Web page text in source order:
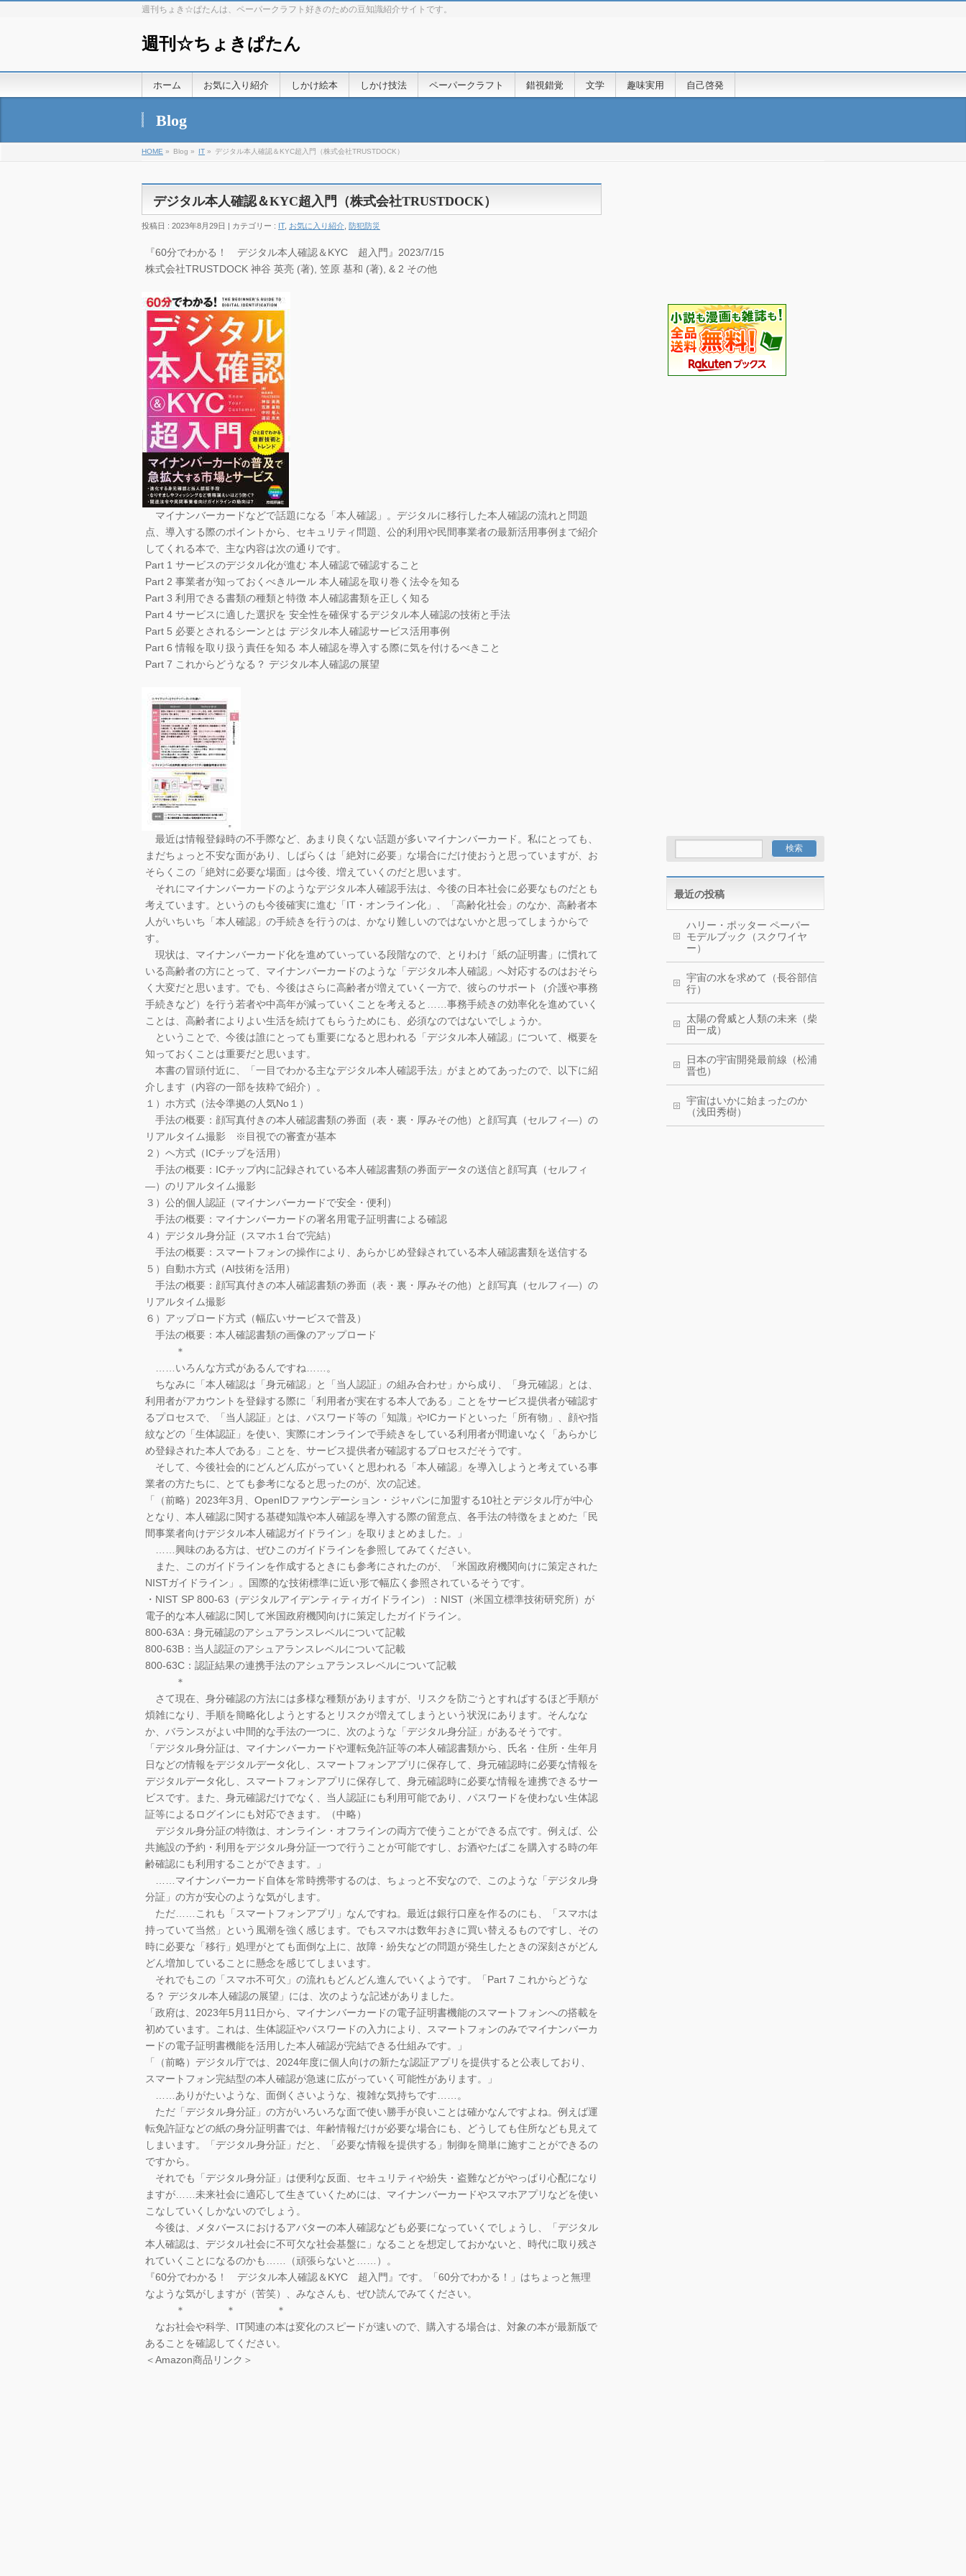
週刊ちょき☆ぱたんは、ペーパークラフト好きのための豆知識紹介サイトです。
週刊☆ちょきぱたん
ホーム お気に入り紹介 しかけ絵本 しかけ技法 ペーパークラフト 錯視錯覚 文学 趣味実用 自己啓発
Blog
HOME » Blog » IT » デジタル本人確認＆KYC超入門（株式会社TRUSTDOCK）
デジタル本人確認＆KYC超入門（株式会社TRUSTDOCK）
投稿日 : 2023年8月29日 | カテゴリー : IT, お気に入り紹介 防犯防災
『60分でわかる！ デジタル本人確認＆KYC 超入門』2023/7/15
株式会社TRUSTDOCK 神谷 英亮 (著), 笠原 基和 (著), & 2 その他
マイナンバーカードなどで話題になる「本人確認」。デジタルに移行した本人確認の流れと問題
点、導入する際のポイントから、セキュリティ問題、公的利用や民間事業者の最新活用事例まで紹介
してくれる本で、主な内容は次の通りです。
Part 1 サービスのデジタル化が進む 本人確認で確認すること
Part 2 事業者が知っておくべきルール 本人確認を取り巻く法令を知る
Part 3 利用できる書類の種類と特徴 本人確認書類を正しく知る
Part 4 サービスに適した選択を 安全性を確保するデジタル本人確認の技術と手法
Part 5 必要とされるシーンとは デジタル本人確認サービス活用事例
Part 6 情報を取り扱う責任を知る 本人確認を導入する際に気を付けるべきこと
Part 7 これからどうなる？ デジタル本人確認の展望
最近は情報登録時の不手際など、あまり良くない話題が多いマイナンバーカード。私にとっても、
まだちょっと不安な面があり、しばらくは「絶対に必要」な場合にだけ使おうと思っていますが、お
そらくこの「絶対に必要な場面」は今後、増えていくのだと思います。
それにマイナンバーカードのようなデジタル本人確認手法は、今後の日本社会に必要なものだとも
考えています。というのも今後確実に進む「IT・オンライン化」、「高齢化社会」のなか、高齢者本
人がいちいち「本人確認」の手続きを行うのは、かなり難しいのではないかと思ってしまうからで
す。
現状は、マイナンバーカード化を進めていっている段階なので、とりわけ「紙の証明書」に慣れて
いる高齢者の方にとって、マイナンバーカードのような「デジタル本人確認」へ対応するのはおそら
く大変だと思います。でも、今後はさらに高齢者が増えていく一方で、彼らのサポート（介護や事務
手続きなど）を行う若者や中高年が減っていくことを考えると……事務手続きの効率化を進めていく
ことは、高齢者によりよい生活を続けてもらうためにも、必須なのではないでしょうか。
ということで、今後は誰にとっても重要になると思われる「デジタル本人確認」について、概要を
知っておくことは重要だと思います。
本書の冒頭付近に、「一目でわかる主なデジタル本人確認手法」がまとめてあったので、以下に紹
介します（内容の一部を抜粋で紹介）。
１）ホ方式（法令準拠の人気No１）
手法の概要：顔写真付きの本人確認書類の券面（表・裏・厚みその他）と顔写真（セルフィ―）の
リアルタイム撮影 ※目視での審査が基本
２）ヘ方式（ICチップを活用）
手法の概要：ICチップ内に記録されている本人確認書類の券面データの送信と顔写真（セルフィ
―）のリアルタイム撮影
３）公的個人認証（マイナンバーカードで安全・便利）
手法の概要：マイナンバーカードの署名用電子証明書による確認
４）デジタル身分証（スマホ１台で完結）
手法の概要：スマートフォンの操作により、あらかじめ登録されている本人確認書類を送信する
５）自動ホ方式（AI技術を活用）
手法の概要：顔写真付きの本人確認書類の券面（表・裏・厚みその他）と顔写真（セルフィ―）の
リアルタイム撮影
６）アップロード方式（幅広いサービスで普及）
手法の概要：本人確認書類の画像のアップロード
＊
……いろんな方式があるんですね……。
ちなみに「本人確認は「身元確認」と「当人認証」の組み合わせ」から成り、「身元確認」とは、
利用者がアカウントを登録する際に「利用者が実在する本人である」ことをサービス提供者が確認す
るプロセスで、「当人認証」とは、パスワード等の「知識」やICカードといった「所有物」、顔や指
紋などの「生体認証」を使い、実際にオンラインで手続きをしている利用者が間違いなく「あらかじ
め登録された本人である」ことを、サービス提供者が確認するプロセスだそうです。
そして、今後社会的にどんどん広がっていくと思われる「本人確認」を導入しようと考えている事
業者の方たちに、とても参考になると思ったのが、次の記述。
「（前略）2023年3月、OpenIDファウンデーション・ジャパンに加盟する10社とデジタル庁が中心
となり、本人確認に関する基礎知識や本人確認を導入する際の留意点、各手法の特徴をまとめた「民
間事業者向けデジタル本人確認ガイドライン」を取りまとめました。」
……興味のある方は、ぜひこのガイドラインを参照してみてください。
また、このガイドラインを作成するときにも参考にされたのが、「米国政府機関向けに策定された
NISTガイドライン」。国際的な技術標準に近い形で幅広く参照されているそうです。
・NIST SP 800-63（デジタルアイデンティティガイドライン）：NIST（米国立標準技術研究所）が
電子的な本人確認に関して米国政府機関向けに策定したガイドライン。
800-63A：身元確認のアシュアランスレベルについて記載
800-63B：当人認証のアシュアランスレベルについて記載
800-63C：認証結果の連携手法のアシュアランスレベルについて記載
＊
さて現在、身分確認の方法には多様な種類がありますが、リスクを防ごうとすればするほど手順が
煩雑になり、手順を簡略化しようとするとリスクが増えてしまうという状況にあります。そんなな
か、バランスがよい中間的な手法の一つに、次のような「デジタル身分証」があるそうです。
「デジタル身分証は、マイナンバーカードや運転免許証等の本人確認書類から、氏名・住所・生年月
日などの情報をデジタルデータ化し、スマートフォンアプリに保存して、身元確認時に必要な情報を
デジタルデータ化し、スマートフォンアプリに保存して、身元確認時に必要な情報を連携できるサー
ビスです。また、身元確認だけでなく、当人認証にも利用可能であり、パスワードを使わない生体認
証等によるログインにも対応できます。（中略）
デジタル身分証の特徴は、オンライン・オフラインの両方で使うことができる点です。例えば、公
共施設の予約・利用をデジタル身分証一つで行うことが可能ですし、お酒やたばこを購入する時の年
齢確認にも利用することができます。」
……マイナンバーカード自体を常時携帯するのは、ちょっと不安なので、このような「デジタル身
分証」の方が安心のような気がします。
ただ……これも「スマートフォンアプリ」なんですね。最近は銀行口座を作るのにも、「スマホは
持っていて当然」という風潮を強く感じます。でもスマホは数年おきに買い替えるものですし、その
時に必要な「移行」処理がとても面倒な上に、故障・紛失などの問題が発生したときの深刻さがどん
どん増加していることに懸念を感じてしまいます。
それでもこの「スマホ不可欠」の流れもどんどん進んでいくようです。「Part 7 これからどうな
る？ デジタル本人確認の展望」には、次のような記述がありました。
「政府は、2023年5月11日から、マイナンバーカードの電子証明書機能のスマートフォンへの搭載を
初めています。これは、生体認証やパスワードの入力により、スマートフォンのみでマイナンバーカ
ードの電子証明書機能を活用した本人確認が完結できる仕組みです。」
「（前略）デジタル庁では、2024年度に個人向けの新たな認証アプリを提供すると公表しており、
スマートフォン完結型の本人確認が急速に広がっていく可能性があります。」
……ありがたいような、面倒くさいような、複雑な気持ちです……。
ただ「デジタル身分証」の方がいろいろな面で使い勝手が良いことは確かなんですよね。例えば運
転免許証などの紙の身分証明書では、年齢情報だけが必要な場合にも、どうしても住所なども見えて
しまいます。「デジタル身分証」だと、「必要な情報を提供する」制御を簡単に施すことができるの
ですから。
それでも「デジタル身分証」は便利な反面、セキュリティや紛失・盗難などがやっぱり心配になり
ますが……未来社会に適応して生きていくためには、マイナンバーカードやスマホアプリなどを使い
こなしていくしかないのでしょう。
今後は、メタバースにおけるアバターの本人確認なども必要になっていくでしょうし、「デジタル
本人確認は、デジタル社会に不可欠な社会基盤に」なることを想定しておかないと、時代に取り残さ
れていくことになるのかも……（頑張らないと……）。
『60分でわかる！ デジタル本人確認＆KYC 超入門』です。「60分でわかる！」はちょっと無理
なような気がしますが（苦笑）、みなさんも、ぜひ読んでみてください。
＊ ＊ ＊
なお社会や科学、IT関連の本は変化のスピードが速いので、購入する場合は、対象の本が最新版で
あることを確認してください。
＜Amazon商品リンク＞
最近の投稿
ハリー・ポッター ペーパー
モデルブック（スクワイヤ
ー）
宇宙の水を求めて（長谷部信
行）
太陽の脅威と人類の未来（柴
田一成）
日本の宇宙開発最前線（松浦
晋也）
宇宙はいかに始まったのか
（浅田秀樹）